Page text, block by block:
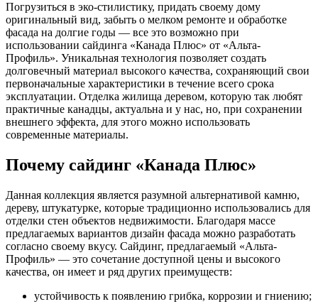
Погрузиться в эко-стилистику, придать своему дому
оригинальный вид, забыть о мелком ремонте и обработке
фасада на долгие годы — все это возможно при
использовании сайдинга «Канада Плюс» от «Альта-
Профиль». Уникальная технология позволяет создать
долговечный материал высокого качества, сохраняющий свои
первоначальные характеристики в течение всего срока
эксплуатации. Отделка жилища деревом, которую так любят
практичные канадцы, актуальна и у нас, но, при сохранении
внешнего эффекта, для этого можно использовать
современные материалы.
Почему сайдинг «Канада Плюс»
Данная коллекция является разумной альтернативой камню,
дереву, штукатурке, которые традиционно использовались для
отделки стен объектов недвижимости. Благодаря массе
предлагаемых вариантов дизайн фасада можно разработать
согласно своему вкусу. Сайдинг, предлагаемый «Альта-
Профиль» — это сочетание доступной цены и высокого
качества, он имеет и ряд других преимуществ:
устойчивость к появлению грибка, коррозии и гниению;